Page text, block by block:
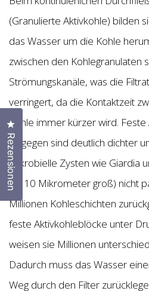
(Granulierte Aktivkohle) bilden
das Wasser um die Kohle
zwischen den Kohlegranulaten
Strömungskanäle, was die
verringert, da die Kontaktzeit
Kohle immer kürzer wird.
hingegen sind deutlich dichter
mikrobielle Zysten wie Giardia
bis 10 Mikrometer groß) nicht
Millionen Kohleschichten
feste Aktivkohleblöcke unter
weisen sie Millionen
Dadurch muss das Wasser
Weg durch den Filter
Rezensionen
Klicken Sie, um den